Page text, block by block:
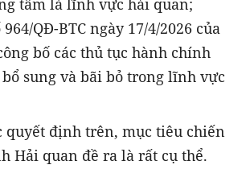
tâm là lĩnh vực hải quan;
QĐ-BTC ngày 17/4/2026 của
bố các thủ tục hành chính
sung và bãi bỏ trong lĩnh vực
quyết định trên, mục tiêu chiến
Hải quan đề ra là rất cụ thể.